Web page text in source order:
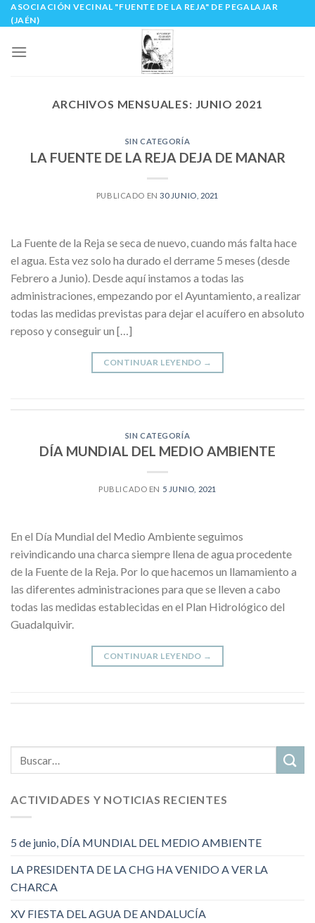
Skip
to
content
ASOCIACIÓN VECINAL "FUENTE DE LA REJA" DE PEGALAJAR
(JAÉN)
ARCHIVOS MENSUALES: JUNIO 2021
SIN CATEGORÍA
LA FUENTE DE LA REJA DEJA DE MANAR
PUBLICADO EN30 JUNIO, 2021
La Fuente de la Reja se seca de nuevo, cuando más falta hace
el agua. Esta vez solo ha durado el derrame 5 meses (desde
Febrero a Junio). Desde aquí instamos a todas las
administraciones, empezando por el Ayuntamiento, a realizar
todas las medidas previstas para dejar el acuífero en absoluto
reposo y conseguir un […]
CONTINUAR LEYENDO →
SIN CATEGORÍA
DÍA MUNDIAL DEL MEDIO AMBIENTE
PUBLICADO EN 5 JUNIO, 2021
En el Día Mundial del Medio Ambiente seguimos
reivindicando una charca siempre llena de agua procedente
de la Fuente de la Reja. Por lo que hacemos un llamamiento a
las diferentes administraciones para que se lleven a cabo
todas las medidas establecidas en el Plan Hidrológico del
Guadalquivir.
CONTINUAR LEYENDO →
ACTIVIDADES Y NOTICIAS RECIENTES
5 de junio, DÍA MUNDIAL DEL MEDIO AMBIENTE
LA PRESIDENTA DE LA CHG HA VENIDO A VER LA
CHARCA
XV FIESTA DEL AGUA DE ANDALUCÍA